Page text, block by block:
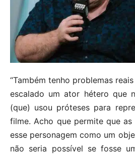
“Também tenho problemas
escalado um ator hétero que
(que) usou próteses para
filme. Acho que permite que
esse personagem como um
não seria possível se fosse